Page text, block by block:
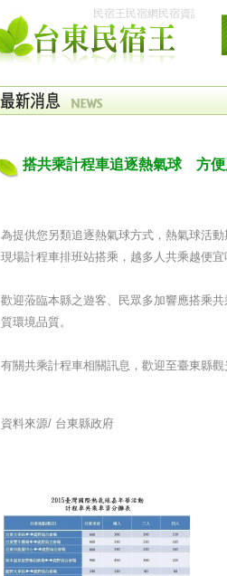
民宿王民宿網民宿資訊網台
搭共乘計程車追逐熱氣球 方便
為提供您另類追逐熱氣球方式，熱氣球活
現場計程車排班站搭乘，越多人共乘越便宜
歡迎蒞臨本縣之遊客、民眾多加響應搭乘
質環境品質。
有關共乘計程車相關訊息，歡迎至臺東縣
資料來源/ 台東縣政府